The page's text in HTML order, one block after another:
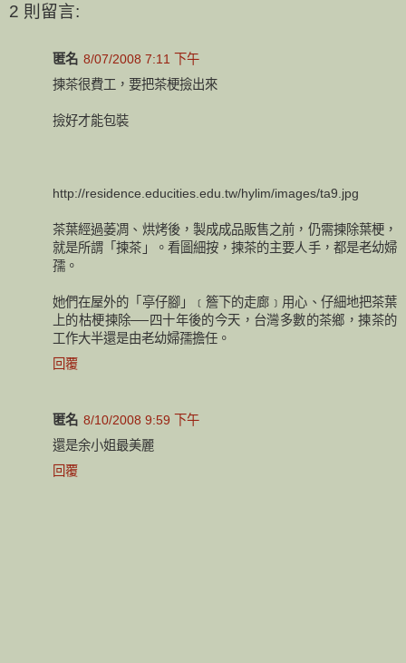
2 則留言:
匿名 8/07/2008 7:11 下午
揀茶很費工，要把茶梗撿出來
撿好才能包裝
http://residence.educities.edu.tw/hylim/images/ta9.jpg
茶葉經過萎凋、烘烤後，製成成品販售之前，仍需揀除葉梗，
就是所謂「揀茶」。看圖細按，揀茶的主要人手，都是老幼婦
孺。
她們在屋外的「亭仔腳」﹝簷下的走廊﹞用心、仔細地把茶葉
上的枯梗揀除──四十年後的今天，台灣多數的茶鄉，揀茶的
工作大半還是由老幼婦孺擔任。
回覆
匿名 8/10/2008 9:59 下午
還是余小姐最美麗
回覆